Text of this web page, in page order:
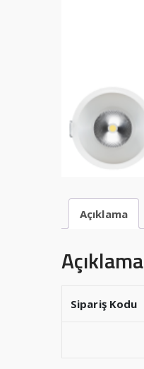
Açıklama
Açıklama
Sipariş Kodu